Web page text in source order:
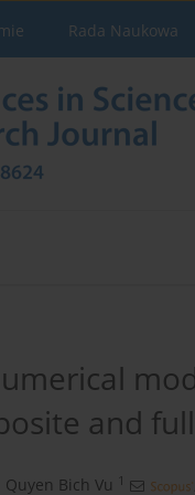
Rada Naukowa
and
Quyen Bich Vu 1